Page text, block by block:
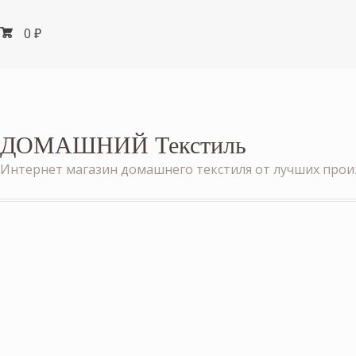
0 ₽
ДОМАШНИЙ Текстиль
Интернет магазин домашнего текстиля от лучших